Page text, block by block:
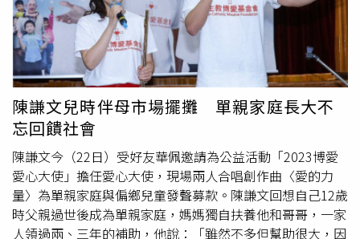
讓我感受被貓療癒的喜悅，這樣我算是半被迫嗎？」但也因
為在還沒準備好的情況下就開始養貓，讓他措手不及，原本
想著「要當好的主人！」但過沒多久，就發現除了把屎把尿
還要貓貓的照顧情緒，讓他直喊：「真的是當爸的等級了
耶！」其實朱宇謀對貓毛過敏，因此睡覺時會關上房門就怕
啾囍闖入，但黏人的啾囍每個晚上都蹲在門口哭到凌晨三、
四點，他沒辦法偶爾還會到客廳陪著啾囍睡，這樣的生活維
持了一年半，直到啾囍去結紮才好轉，他說啾囍是很黏人又
膽小的小女生，外送的人到家門口啾囍就會躲起來，水電來
修東西時啾囍更曾嚇到閃尿。雖然現在有小多陪伴，但朱宇
謀講起前一隻已過世的毛孩啾囍當場掉淚。（圖／侯世駿
攝）這一年，朱宇謀因為接拍中視《台灣X檔案》幾乎都住
陳謙文兒時伴母市場擺攤 單親家庭長大不
忘回饋社會
陳謙文今（22日）受好友華佩邀請為公益活動「2023博愛
愛心大使」擔任愛心大使，現場兩人合唱創作曲〈愛的力
量〉為單親家庭與偏鄉兒童發聲募款。陳謙文回想自己12歲
時父親過世後成為單親家庭，媽媽獨自扶養他和哥哥，一家
人領過兩、三年的補助，他說：「雖然不多但幫助很大，因